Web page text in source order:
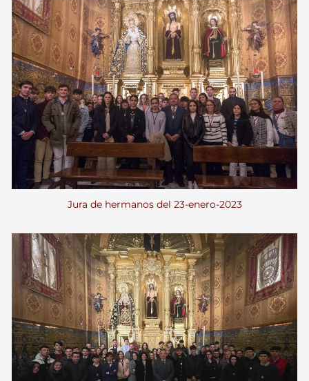
Jura de hermanos del 23-enero-2023